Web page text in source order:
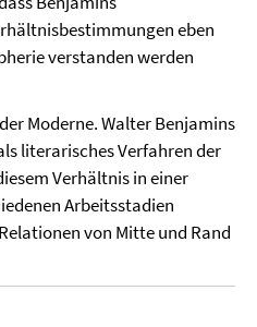
eben
verstanden werden
Moderne. Walter Benjamins
literarisches Verfahren der
Verhältnis in einer
Arbeitsstadien
von Mitte und Rand